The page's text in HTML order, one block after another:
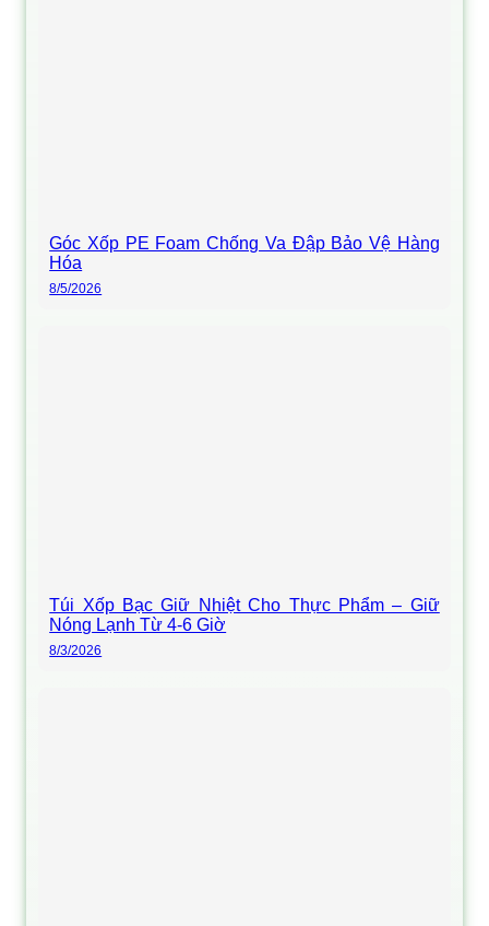
Góc Xốp PE Foam Chống Va Đập Bảo Vệ Hàng
Hóa
8/5/2026
Túi Xốp Bạc Giữ Nhiệt Cho Thực Phẩm – Giữ
Nóng Lạnh Từ 4-6 Giờ
8/3/2026